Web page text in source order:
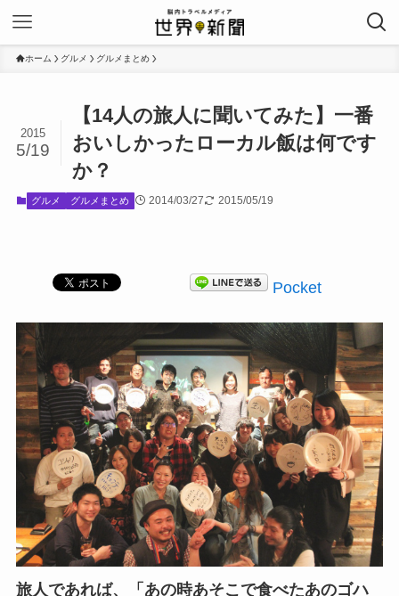
ホーム グルメ グルメまとめ
【14人の旅人に聞いてみた】一番
おいしかったローカル飯は何です
か？
2015
5/19
グルメ グルメまとめ 2014/03/27 2015/05/19
Pocket
旅人であれば、「あの時あそこで食べたあのゴハ